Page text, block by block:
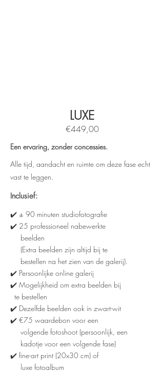
✔️ ± 90 minuten studiofotografie
✔️ 25 professioneel nabewerkte
beelden
(Extra beelden zijn altijd bij te
bestellen na het zien van de galerij).
✔️ Persoonlijke online galerij
✔️ Mogelijkheid om extra beelden bij
te bestellen
✔️ Dezelfde beelden ook in zwart-wit
✔️ €75 waardebon voor een
volgende fotoshoot (persoonlijk, een
kadotje voor een volgende fase)
✔️ fine-art print (20x30 cm) of
luxe fotoalbum
LUXE
€449,00
Een ervaring, zonder concessies.
Alle tijd, aandacht en ruimte om deze fase echt
vast te leggen.
Inclusief: